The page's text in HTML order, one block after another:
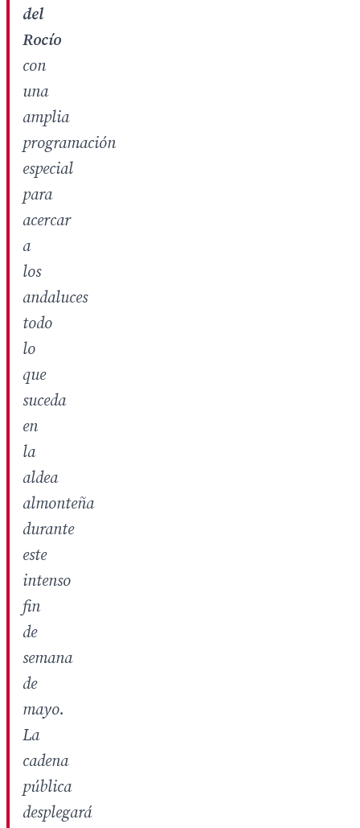
del
Rocío
con
una
amplia
programación
especial
para
acercar
a
los
andaluces
todo
lo
que
suceda
en
la
aldea
almonteña
durante
este
intenso
fin
de
semana
de
mayo.
La
cadena
pública
desplegará